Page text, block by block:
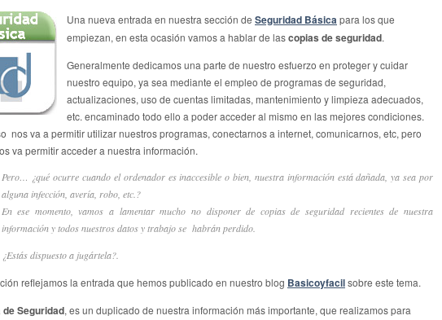
copias
de
Una nueva entrada en nuestra sección de Seguridad Básicapara los que
empiezan, en esta ocasión vamos a hablar de lascopias de seguridad.
Generalmente dedicamos una parte de nuestro esfuerzo en proteger y cuidar
nuestro equipo, ya sea mediante el empleo de programas de seguridad,
actualizaciones, uso de cuentas limitadas, mantenimiento y limpieza adecuados,
etc. encaminado todo ello a poder acceder al mismo en las mejores condiciones.
nos va a permitir utilizar nuestros programas, conectarnos a internet, comunicarnos, etc, pero
va permitir acceder a nuestra información.
Pero… ¿qué ocurre cuando el ordenador es inaccesible o bien, nuestra información está dañada, ya sea por
alguna infección, avería, robo, etc.?
En ese momento, vamos a lamentar mucho no disponer de copias de seguridad recientes de nuestra
información y todos nuestros datos y trabajo se habrán perdido.
¿Estás dispuesto a jugártela?.
reflejamos la entrada que hemos publicado en nuestro blog Basicoyfacilsobre este tema.
de Seguridad, es un duplicado de nuestra información más importante, que realizamos para